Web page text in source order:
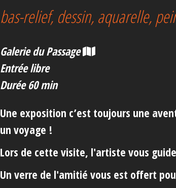
bas-relief, dessin, aquarelle,
Galerie du Passage
Entrée libre
Durée 60 min
Une exposition c’est toujours une
un voyage !
Lors de cette visite, l'artiste vous
Un verre de l'amitié vous est offert